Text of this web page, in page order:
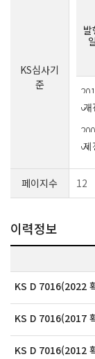
KS심사기
준
발
일
개
제
페이지수 12
이력정보
KS D 7016(2022
KS D 7016(2017
KS D 7016(2012